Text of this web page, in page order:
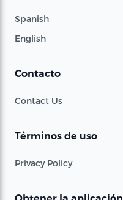
Spanish
English
Contacto
Contact Us
Términos de uso
Privacy Policy